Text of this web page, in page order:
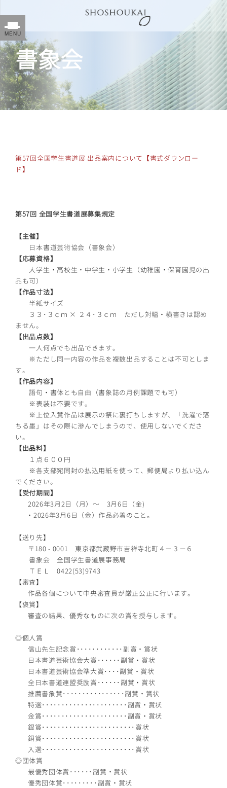
書象会
第57回全国学生書道展 出品案内について【書式ダウンロー
ド】
第57回 全国学生書道展募集規定
【主催】
日本書道芸術協会（書象会）
【応募資格】
大学生・高校生・中学生・小学生（幼稚園・保育園児の出
品も可）
【作品寸法】
半紙サイズ
３３･３ｃｍ × ２４･３ｃｍ ただし対幅・横書きは認め
ません。
【出品点数】
一人何点でも出品できます。
※ただし同一内容の作品を複数出品することは不可としま
す。
【作品内容】
語句・書体とも自由（書象誌の月例課題でも可）
※表装は不要です。
※上位入賞作品は展示の祭に裏打ちしますが、「洗濯で落
ちる墨」はその際に滲んでしまうので、使用しないでくださ
い。
【出品料】
１点６００円
※各支部宛同封の払込用紙を使って、郵便局より払い込ん
でください。
【受付期間】
2026年3月2日（月）〜 3月6日（金)
・2026年3月6日（金）作品必着のこと。
【送り先】
〒180 - 0001 東京都武蔵野市吉祥寺北町４−３−６
書象会 全国学生書道展事務局
ＴＥＬ 0422(53)9743
【審査】
作品各個について中央審査員が厳正公正に行います。
【褒賞】
審査の結果、優秀なものに次の賞を授与します。
◎個人賞
信山先生記念賞････････････副賞・賞状
日本書道芸術協会大賞･･････副賞・賞状
日本書道芸術協会準大賞････副賞・賞状
全日本書道連盟奨励賞･･････副賞・賞状
推薦書象賞････････････････副賞・賞状
特選･･････････････････････副賞・賞状
金賞･･････････････････････副賞・賞状
銀賞････････････････････････賞状
銅賞････････････････････････賞状
入選････････････････････････賞状
◎団体賞
最優秀団体賞･･････副賞・賞状
優秀団体賞･････････副賞・賞状